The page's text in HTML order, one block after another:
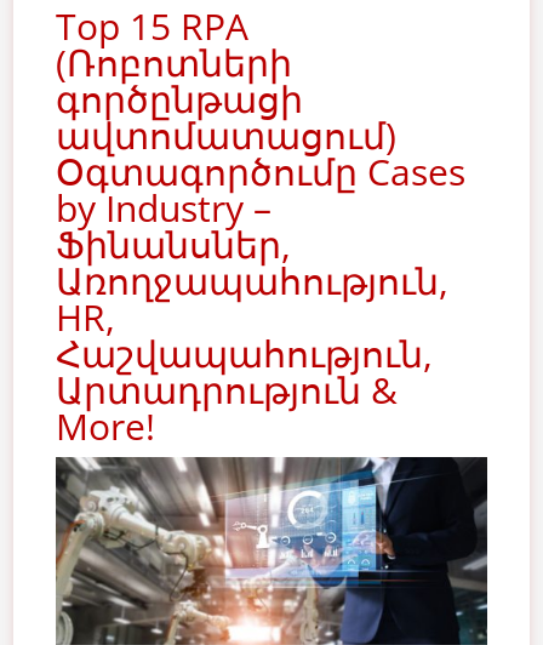
Top 15 RPA
(Ռոբոտների
գործընթացի
ավտոմատացում)
Օգտագործումը Cases
by Industry –
Ֆինանսներ,
Առողջապահություն,
HR,
Հաշվապահություն,
Արտադրություն &
More!